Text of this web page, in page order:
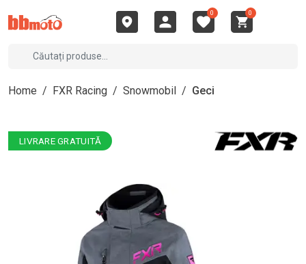
0 0
Home / FXR Racing / Snowmobil / Geci
LIVRARE GRATUITĂ